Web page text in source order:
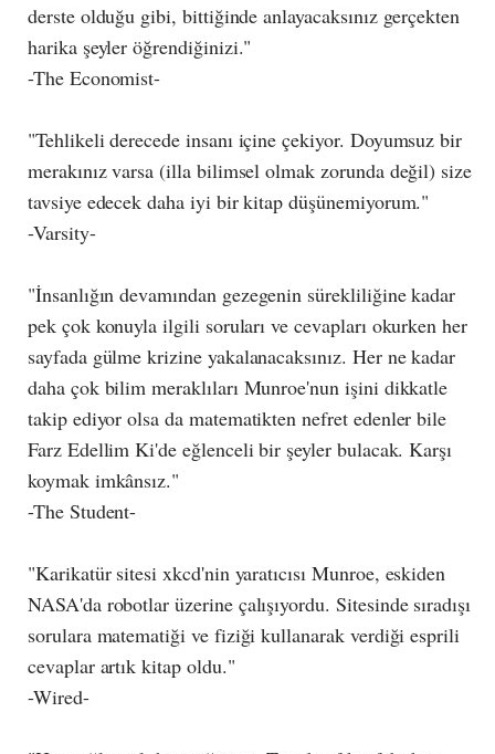
derste olduğu gibi, bittiğinde anlayacaksınız gerçekten
harika şeyler öğrendiğinizi."
-The Economist-
"Tehlikeli derecede insanı içine çekiyor. Doyumsuz bir
merakınız varsa (illa bilimsel olmak zorunda değil) size
tavsiye edecek daha iyi bir kitap düşünemiyorum."
-Varsity-
"İnsanlığın devamından gezegenin sürekliliğine kadar
pek çok konuyla ilgili soruları ve cevapları okurken her
sayfada gülme krizine yakalanacaksınız. Her ne kadar
daha çok bilim meraklıları Munroe'nun işini dikkatle
takip ediyor olsa da matematikten nefret edenler bile
Farz Edellim Ki'de eğlenceli bir şeyler bulacak. Karşı
koymak imkânsız."
-The Student-
"Karikatür sitesi xkcd'nin yaratıcısı Munroe, eskiden
NASA'da robotlar üzerine çalışıyordu. Sitesinde sıradışı
sorulara matematiği ve fiziği kullanarak verdiği esprili
cevaplar artık kitap oldu."
-Wired-